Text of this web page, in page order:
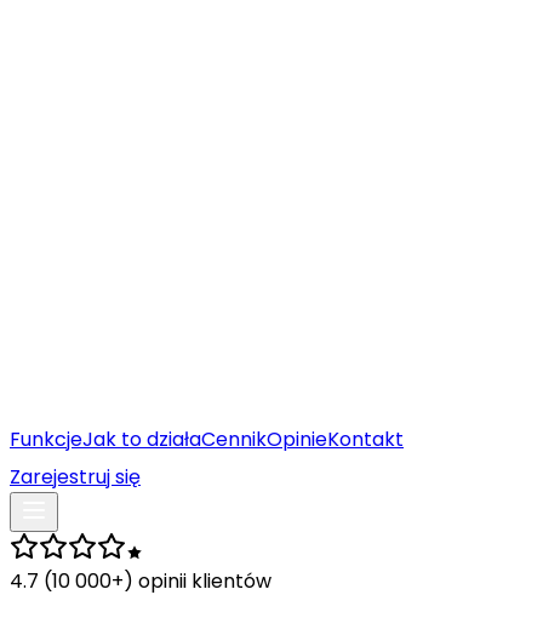
FunkcjeJak to działaCennikOpinieKontakt
Zarejestruj się
4.7 (10 000+) opinii klientów